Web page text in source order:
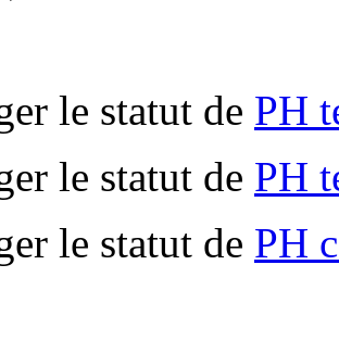
le statut de PH
le statut de PH
le statut de PH